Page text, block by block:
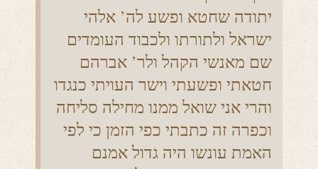
יתודה שחטא ופשע לה’ אלהי
ישראל ולתורתו ולכבוד העומדים
שם מאנשי הקהל ולר’ אברהם
חטאתי ופשעתי וישר העויתי כנגדו
והרי אני שואל ממנו מחילה סליחה
וכפרה זה כתבתי כפי הזמן כי לפי
האמת עונשו היה גדול אמנם